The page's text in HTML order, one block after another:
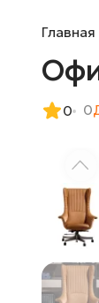
Главная
0 0